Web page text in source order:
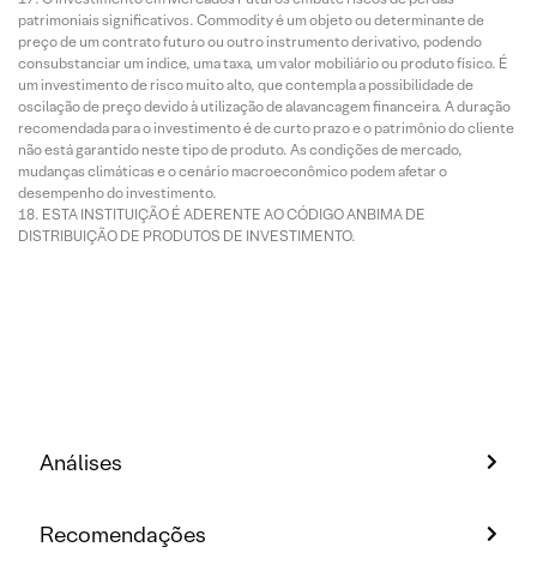
patrimoniais significativos. Commodity é um objeto ou determinante de
preço de um contrato futuro ou outro instrumento derivativo, podendo
consubstanciar um índice, uma taxa, um valor mobiliário ou produto físico. É
um investimento de risco muito alto, que contempla a possibilidade de
oscilação de preço devido à utilização de alavancagem financeira. A duração
recomendada para o investimento é de curto prazo e o patrimônio do cliente
não está garantido neste tipo de produto. As condições de mercado,
mudanças climáticas e o cenário macroeconômico podem afetar o
desempenho do investimento.
ESTA INSTITUIÇÃO É ADERENTE AO CÓDIGO ANBIMA DE
DISTRIBUIÇÃO DE PRODUTOS DE INVESTIMENTO.
Análises
Recomendações